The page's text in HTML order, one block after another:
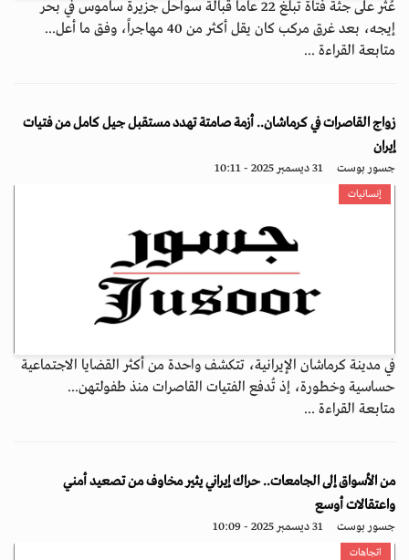
عُثر على جثة فتاة تبلغ 22 عاماً قبالة سواحل جزيرة ساموس في بحر
إيجه، بعد غرق مركب كان يقل أكثر من 40 مهاجراً، وفق ما أعل...
متابعة القراءة ...
زواج القاصرات في كرماشان.. أزمة صامتة تهدد مستقبل جيل كامل من فتيات
إيران
جسور بوست 31 ديسمبر 2025 - 10:11
إنسانيات
في مدينة كرماشان الإيرانية، تتكشف واحدة من أكثر القضايا الاجتماعية
حساسية وخطورة، إذ تُدفع الفتيات القاصرات منذ طفولتهن...
متابعة القراءة ...
من الأسواق إلى الجامعات.. حراك إيراني يثير مخاوف من تصعيد أمني
واعتقالات أوسع
جسور بوست 31 ديسمبر 2025 - 10:09
اتجاهات